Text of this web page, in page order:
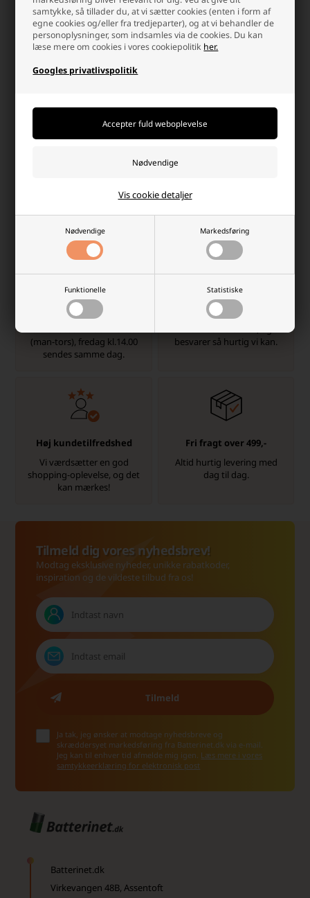
samtykke, så tillader du, at vi sætter cookies (enten i form af
egne cookies og/eller fra tredjeparter), og at vi behandler de
personoplysninger, som indsamles via de cookies. Du kan
læse mere om cookies i vores cookiepolitik her.
Googles privatlivspolitik
Nødvendige Markedsføring
Funktionelle Statistiske
Vis cookie detaljer
Vælg Zippy, hvis:
næsten ikke mærkes på din nøglering.
Uanset om du vælger Crystal eller Zippy, får du en holdbar og
effektiv nøgleringslygte fra Armytek. Begge er genopladelige via
Hvorfor handle hos batterinet?
Der er mange gode grunde, men her er et par
Dag-til-dag levering
(man-tors), fredag kl.14.00
sendes samme dag.
info@batterinet.dk
besvarer så hurtig vi kan.
Høj kundetilfredshed
Vi værdsætter en god
shopping-oplevelse, og det
kan mærkes!
Fri fragt over 499,-
Altid hurtig levering med
dag til dag.
Tilmeld dig vores nyhedsbrev!
Modtag eksklusive nyheder, unikke rabatkoder,
inspiration og de vildeste tilbud fra os!
Ja tak, jeg ønsker at modtage nyhedsbreve og
skræddersyet markedsføring fra Batterinet.dk via e-mail.
Jeg kan til enhver tid afmelde mig igen. Læs mere i vores
samtykkeerklæring for elektronisk post
Batterinet.dk
Virkevangen 48B, Assentoft